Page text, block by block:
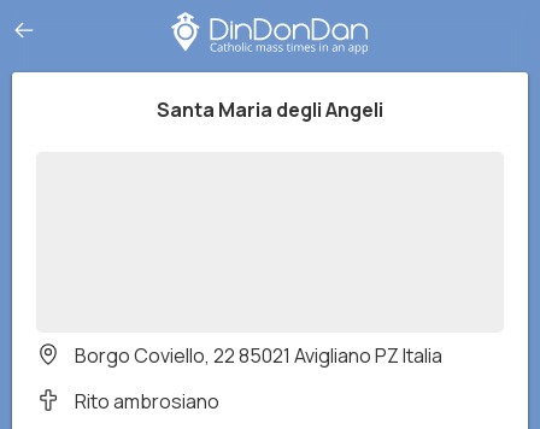
Santa Maria degli Angeli
Borgo Coviello, 22 85021 Avigliano PZ Italia
Rito ambrosiano